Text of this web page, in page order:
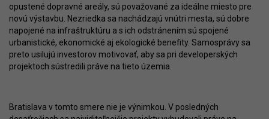
opustené dopravné areály, sú považované za ideálne miesto pre
novú výstavbu. Nezriedka sa nachádzajú vnútri mesta, sú dobre
napojené na infraštruktúru a s ich odstránením sú spojené
urbanistické, ekonomické aj ekologické benefity. Samosprávy sa
preto usilujú investorov motivovať, aby sa pri developerských
projektoch sústredili práve na tieto územia.
Bratislava v tomto smere nie je výnimkou. V posledných